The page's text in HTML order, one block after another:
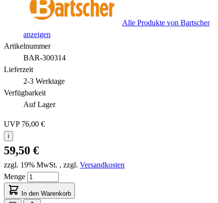
Alle Produkte von Bartscher
anzeigen
Artikelnummer
BAR-300314
Lieferzeit
2-3 Werktage
Verfügbarkeit
Auf Lager
UVP 76,00 €
i
59,50 €
zzgl. 19% MwSt. , zzgl. Versandkosten
Menge
In den Warenkorb